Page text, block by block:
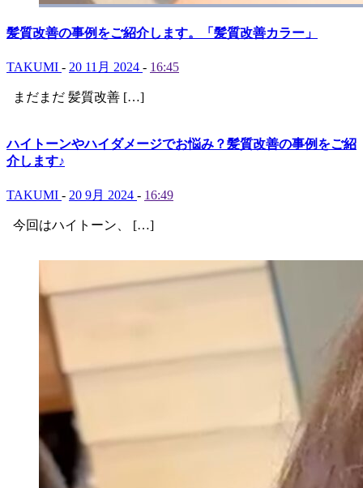
髪質改善の事例をご紹介します。「髪質改善カラー」
TAKUMI - 20 11月 2024 - 16:45
まだまだ 髪質改善 […]
ハイトーンやハイダメージでお悩み？髪質改善の事例をご紹
介します♪
TAKUMI - 20 9月 2024 - 16:49
今回はハイトーン、 […]